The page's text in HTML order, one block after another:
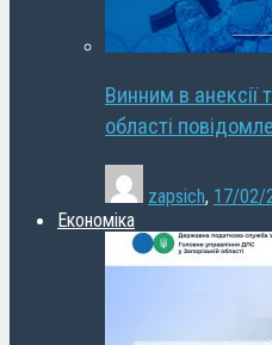
Винним в анексії
області
zapsich, 17/02/
Економіка